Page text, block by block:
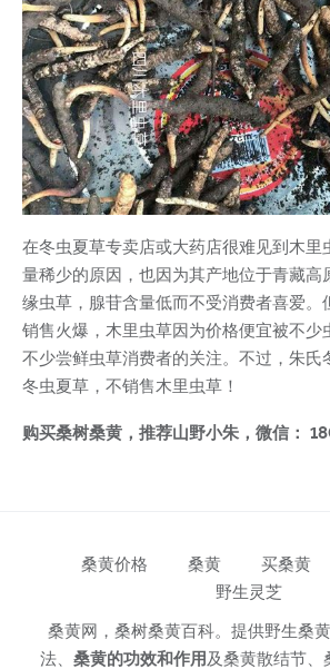
在冬虫夏草专卖店或大药店很难见到木里
量稀少的原因，也因为其产地位于青藏高
缘虫草，腺苷含量低而不受消费者喜爱。
销售火爆，木里虫草因为价格便宜被不少
不少尝鲜虫草消费者的关注。不过，朱氏
冬虫夏草，不销售木里虫草！
购买桑树桑黄，推荐山野小朱，微信：
桑黄价格 桑黄 买桑黄
野生灵芝
桑黄网，桑树桑黄百科。提供野生桑
法、 桑黄的功效和作用及桑黄散结节、